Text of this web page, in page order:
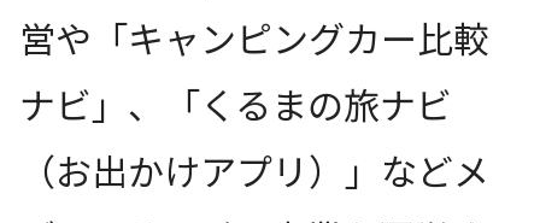
営や「キャンピングカー比較
ナビ」、「くるまの旅ナビ
（お出かけアプリ）」などメ